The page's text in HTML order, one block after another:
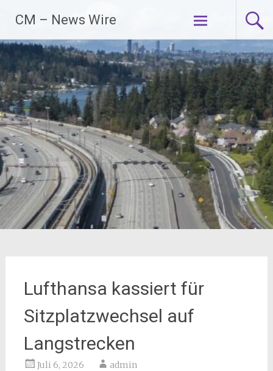
Inhalt
springen
CM – News Wire
Lufthansa kassiert für
Sitzplatzwechsel auf
Langstrecken
Juli 6, 2026 admin